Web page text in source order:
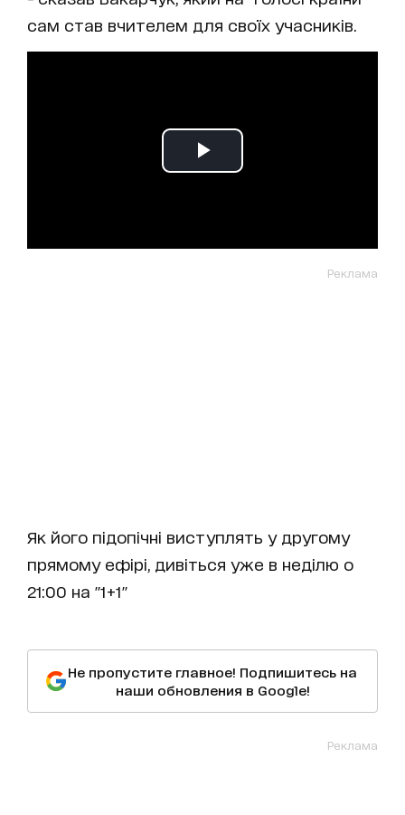
сам став вчителем для своїх учасників.
Реклама
Як його підопічні виступлять у другому
прямому ефірі, дивіться уже в неділю о
21:00 на "1+1"
Не пропустите главное! Подпишитесь на
наши обновления в Google!
Реклама